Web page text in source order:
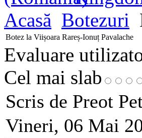
Acasă Botezuri
Botez la Viișoara Rareș-Ionuț Pavalache
Evaluare
Cel mai slab
Scris de Preot
Vineri, 06 Mai